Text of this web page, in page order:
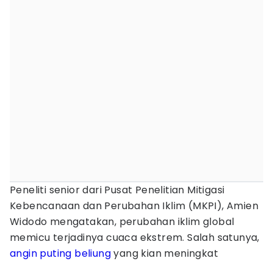
Peneliti senior dari Pusat Penelitian Mitigasi
Kebencanaan dan Perubahan Iklim (MKPI), Amien
Widodo mengatakan, perubahan iklim global
memicu terjadinya cuaca ekstrem. Salah satunya,
angin puting beliungyang kian meningkat